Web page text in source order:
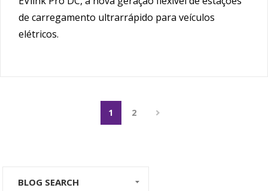
de carregamento ultrarrápido para veículos
elétricos.
1 2
BLOG SEARCH